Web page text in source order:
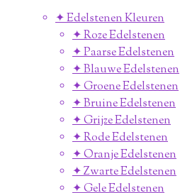
✦ Edelstenen Kleuren
✦ Roze Edelstenen
✦ Paarse Edelstenen
✦ Blauwe Edelstenen
✦ Groene Edelstenen
✦ Bruine Edelstenen
✦ Grijze Edelstenen
✦ Rode Edelstenen
✦ Oranje Edelstenen
✦ Zwarte Edelstenen
✦ Gele Edelstenen